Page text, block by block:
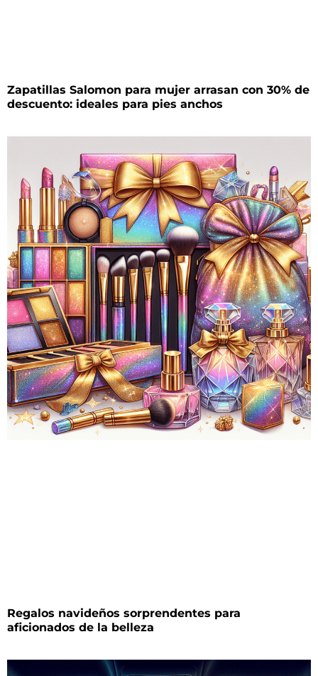
Zapatillas Salomon para mujer arrasan con 30% de
descuento: ideales para pies anchos
Regalos navideños sorprendentes para
aficionados de la belleza